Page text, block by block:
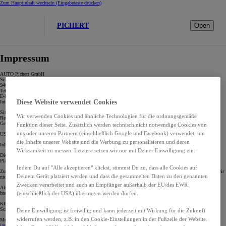
Zum Hauptinhalt wechseln (Eingabetaste drücken)
PICHERT Open
Impressum
AUTO Pichert GmbH
Schulbergstr. 59-61
94034 Passau
Tel: +49-851-94939-0
E-Mail:
Internet:www.auto-pichert.de
Sitz: Passau
Registergericht: Amtsgericht Passau, HRB 5106
Geschäftsführer: Peter Pichert, Birgit Pichert
USt-ID: DE811780747
Inhaltlich Verantwortlicher gemäß § 18 Abs. 2 MStV: Birgit Pichert, Anschrift wie oben
Die Europäische Kommission stellt eine Plattform für die außergerichtliche Online-Streitbeilegung (OS-
Plattform) bereit, die unter
Zur Teilnahme an einem alternativen Streitbeilegungsverfahren vor einer Verbraucherschlichtungsstelle sind wir
nicht verpflichtet und nicht bereit.
Als Meisterbetrieb der Kfz-Innung bieten wir alternativ die Teilnahme an einem Verfahren vor einer
branchenspezifischen Kfz-Schiedsstelle an. Die für uns zuständige Kfz-Schiedsstelle erreichen Sie unter:
Kfz-Schiedsstelle: (Angaben nach § 3 DL-InfoV)
Schiedsstelle für das Kraftfahrzeug-Gewerbe in Niederbayern
Mengkofener Strasse 2, 84130 Dingolfing. Die E-Mail-Adresse der Schiedsstelle lautet: schiedsstelle@kfz-
Diese Website verwendet Cookies
Wir verwenden Cookies und ähnliche Technologien für die ordnungsgemäße
Funktion dieser Seite. Zusätzlich werden technisch nicht notwendige Cookies von
uns oder unseren Partnern (einschließlich Google und Facebook) verwendet, um
die Inhalte unserer Website und die Werbung zu personalisieren und deren
Wirksamkeit zu messen. Letztere setzen wir nur mit Deiner Einwilligung ein.
Indem Du auf "Alle akzeptieren" klickst, stimmst Du zu, dass alle Cookies auf
Deinem Gerät platziert werden und dass die gesammelten Daten zu den genannten
Zwecken verarbeitet und auch an Empfänger außerhalb der EU/des EWR
(einschließlich der USA) übertragen werden dürfen.
Deine Einwilligung ist freiwillig und kann jederzeit mit Wirkung für die Zukunft
widerrufen werden, z.B. in den Cookie-Einstellungen in der Fußzeile der Website.